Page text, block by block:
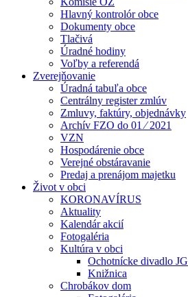
Hlavný kontrolór obce
Dokumenty obce
Tlačivá
Úradné hodiny
Voľby a referendá
Zverejňovanie
Úradná tabuľa obce
Centrálny register zmlúv
Zmluvy, faktúry, objednávky
Archív FZO do 01 ⁄ 2021
VZN
Hospodárenie obce
Verejné obstáravanie
Predaj a prenájom majetku
Život v obci
KORONAVÍRUS
Aktuality
Kalendár akcií
Fotogaléria
Kultúra v obci
Ochotnícke divadlo JG
Knižnica
Chrobákov dom